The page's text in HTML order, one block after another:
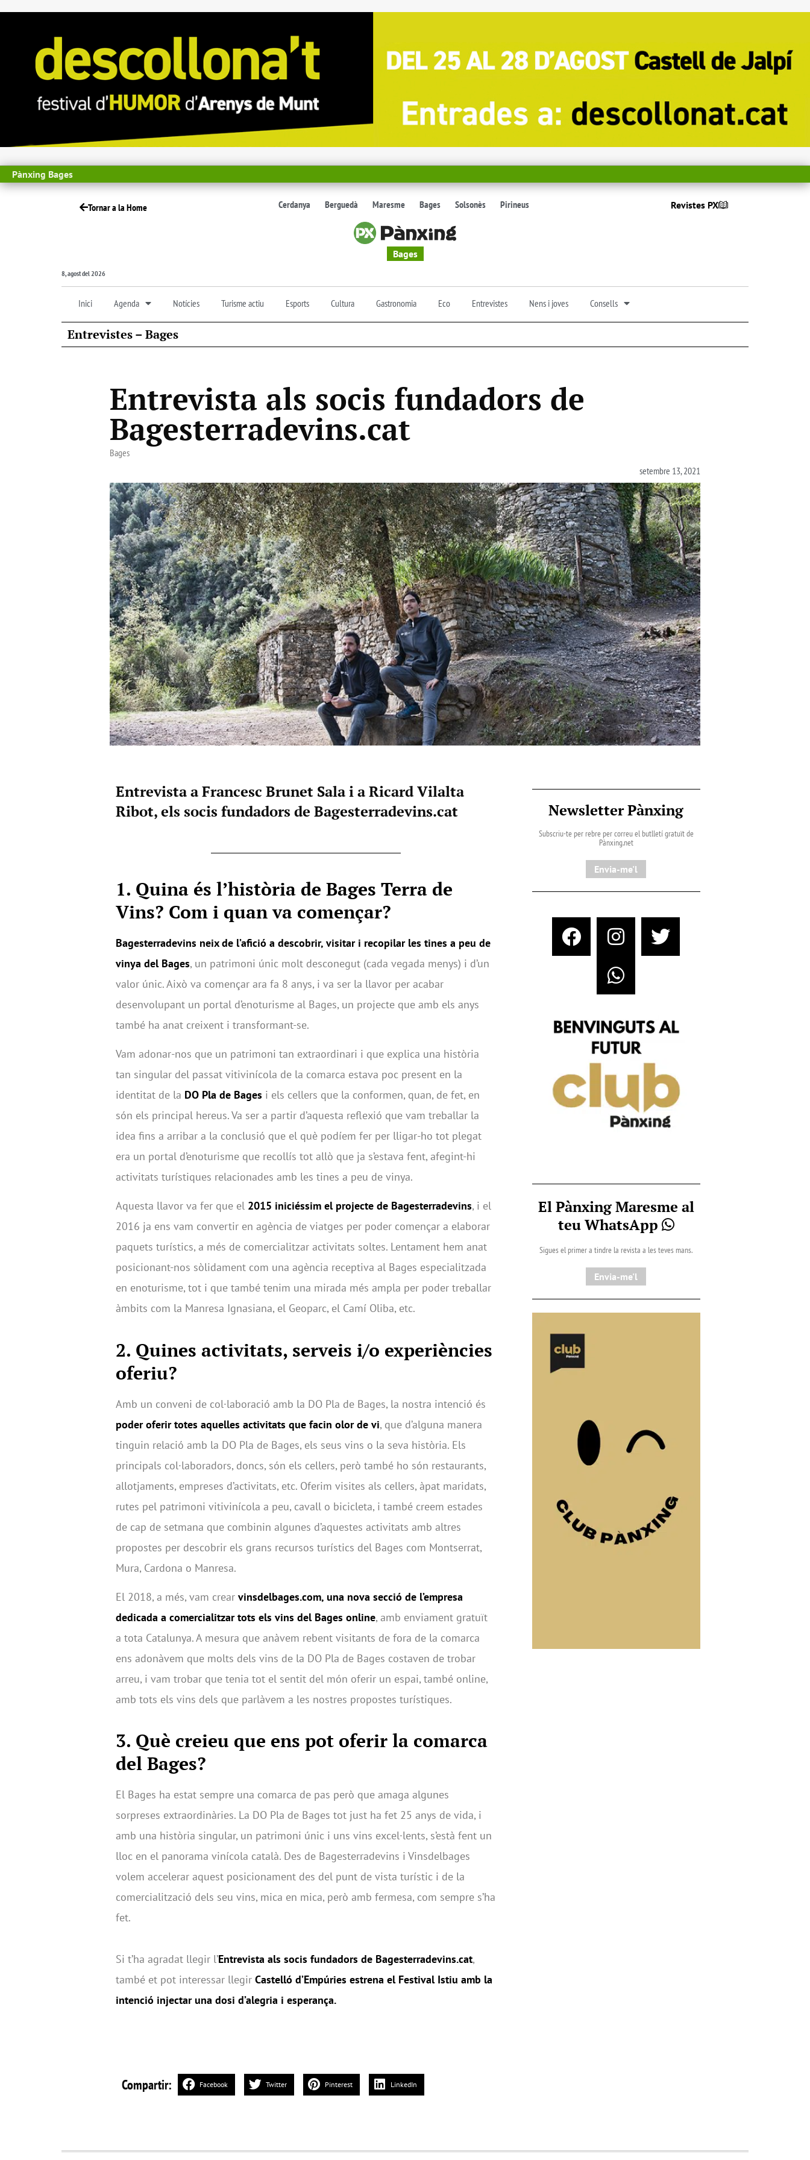
Pànxing Bages
Tornar a la Home Cerdanya Berguedà Maresme Bages Solsonès Pirineus Revistes PX
Bages
8, agost del 2026
Inici Agenda Notícies Turisme actiu Esports Cultura Gastronomia Eco Entrevistes Nens i joves Consells
Entrevistes – Bages
Entrevista als socis fundadors de
Bagesterradevins.cat
Bages
setembre 13, 2021
Entrevista a Francesc Brunet Sala i a Ricard Vilalta
Ribot, els socis fundadors de Bagesterradevins.cat
1. Quina és l’història de Bages Terra de
Vins? Com i quan va començar?
Bagesterradevins neix de l’afició a descobrir, visitar i recopilar les tines a peu de
vinya del Bages, un patrimoni únic molt desconegut (cada vegada menys) i d’un
valor únic. Això va començar ara fa 8 anys, i va ser la llavor per acabar
desenvolupant un portal d’enoturisme al Bages, un projecte que amb els anys
també ha anat creixent i transformant-se.
Vam adonar-nos que un patrimoni tan extraordinari i que explica una història
tan singular del passat vitivinícola de la comarca estava poc present en la
identitat de la DO Pla de Bages i els cellers que la conformen, quan, de fet, en
són els principal hereus. Va ser a partir d’aquesta reflexió que vam treballar la
idea fins a arribar a la conclusió que el què podíem fer per lligar-ho tot plegat
era un portal d’enoturisme que recollís tot allò que ja s’estava fent, afegint-hi
activitats turístiques relacionades amb les tines a peu de vinya.
Aquesta llavor va fer que el 2015 iniciéssim el projecte de Bagesterradevins, i el
2016 ja ens vam convertir en agència de viatges per poder començar a elaborar
paquets turístics, a més de comercialitzar activitats soltes. Lentament hem anat
posicionant-nos sòlidament com una agència receptiva al Bages especialitzada
en enoturisme, tot i que també tenim una mirada més ampla per poder treballar
àmbits com la Manresa Ignasiana, el Geoparc, el Camí Oliba, etc.
2. Quines activitats, serveis i/o experiències
oferiu?
Amb un conveni de col·laboració amb la DO Pla de Bages, la nostra intenció és
poder oferir totes aquelles activitats que facin olor de vi, que d’alguna manera
tinguin relació amb la DO Pla de Bages, els seus vins o la seva història. Els
principals col·laboradors, doncs, són els cellers, però també ho són restaurants,
allotjaments, empreses d’activitats, etc. Oferim visites als cellers, àpat maridats,
rutes pel patrimoni vitivinícola a peu, cavall o bicicleta, i també creem estades
de cap de setmana que combinin algunes d’aquestes activitats amb altres
propostes per descobrir els grans recursos turístics del Bages com Montserrat,
Mura, Cardona o Manresa.
El 2018, a més, vam crear vinsdelbages.com, una nova secció de l’empresa
dedicada a comercialitzar tots els vins del Bages online, amb enviament gratuït
a tota Catalunya. A mesura que anàvem rebent visitants de fora de la comarca
ens adonàvem que molts dels vins de la DO Pla de Bages costaven de trobar
arreu, i vam trobar que tenia tot el sentit del món oferir un espai, també online,
amb tots els vins dels que parlàvem a les nostres propostes turístiques.
3. Què creieu que ens pot oferir la comarca
del Bages?
El Bages ha estat sempre una comarca de pas però que amaga algunes
sorpreses extraordinàries. La DO Pla de Bages tot just ha fet 25 anys de vida, i
amb una història singular, un patrimoni únic i uns vins excel·lents, s’està fent un
lloc en el panorama vinícola català. Des de Bagesterradevins i Vinsdelbages
volem accelerar aquest posicionament des del punt de vista turístic i de la
comercialització dels seu vins, mica en mica, però amb fermesa, com sempre s’ha
fet.
Si t’ha agradat llegir l’Entrevista als socis fundadors de Bagesterradevins.cat,
també et pot interessar llegir Castelló d’Empúries estrena el Festival Istiu amb la
intenció injectar una dosi d’alegria i esperança.
Compartir: Facebook Twitter Pinterest LinkedIn
Newsletter Pànxing
Subscriu-te per rebre per correu el butlletí gratuït de
Pànxing.net​
Envia-me'l
El Pànxing Maresme al
teu WhatsApp
Sigues el primer a tindre la revista a les teves mans.
Envia-me'l